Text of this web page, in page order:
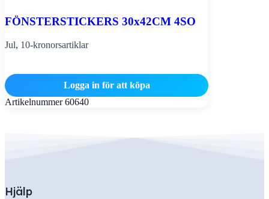
FÖNSTERSTICKERS 30x42CM 4SO
Jul, 10-kronorsartiklar
Logga in för att köpa
Artikelnummer60640
Hjälp